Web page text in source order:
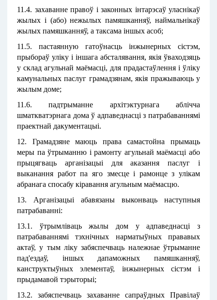
11.4. захаванне правоў і законных інтарэсаў уласнікаў
жылых і (або) нежылых памяшканняў, наймальнікаў
жылых памяшканняў, а таксама іншых асоб;
11.5. пастаянную гатоўнасць інжынерных сістэм,
прыбораў уліку і іншага абсталявання, якія ўваходзяць
у склад агульнай маёмасці, для прадастаўлення і ўліку
камунальных паслуг грамадзянам, якія пражываюць у
жылым доме;
11.6. падтрыманне архітэктурнага аблічча
шматкватэрнага дома ў адпаведнасці з патрабаваннямі
праектнай дакументацыі.
12. Грамадзяне маюць права самастойна прымаць
меры па ўтрыманню i рамонту агульнай маёмасці або
прыцягваць арганізацыі для аказання паслуг і
выканання работ па яго змесце і рамонце з улікам
абранага спосабу кіравання агульным маёмасцю.
13. Арганiзацыi абавязаны выконваць наступныя
патрабаванні:
13.1. ўтрымліваць жылы дом у адпаведнасці з
патрабаваннямі тэхнічных нарматыўных прававых
актаў, у тым ліку забяспечваць належнае ўтрыманне
пад'ездаў, іншых дапаможных памяшканняў,
канструктыўных элементаў, інжынерных сістэм і
прыдамавой тэрыторыі;
13.2. забяспечваць захаванне сапраўдных Правілаў